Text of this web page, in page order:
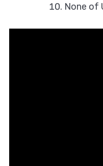
None of